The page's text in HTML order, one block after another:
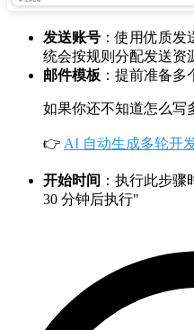
发送账号 ：使用优质
统会按规则分配发送资
邮件模板 ：提前准备
如果你还不知道怎么写
👉 AI 自动生成多轮开
开始时间 ：执行此步
30 分钟后执行"